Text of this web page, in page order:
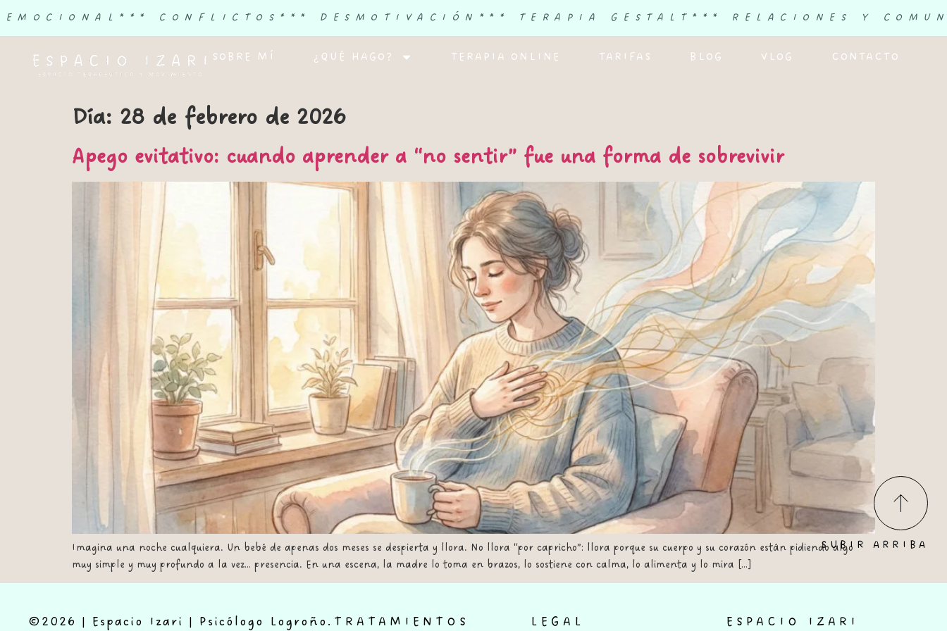
*** CONFLICTOS *** DESMOTIVACIÓN *** TERAPIA GESTALT *** RELACIONES Y
SOBRE MÍ ¿QUÉ HAGO? TERAPIA ONLINE TARIFAS BLOG VLOG CONTACTO
Día: 28 de febrero de 2026
Apego evitativo: cuando aprender a “no sentir” fue una forma de sobrevivir
Imagina una noche cualquiera. Un bebé de apenas dos meses se despierta y llora. No llora “por capricho”: llora porque su cuerpo y su corazón están pidiendo algo
muy simple y muy profundo a la vez… presencia. En una escena, la madre lo toma en brazos, lo sostiene con calma, lo alimenta y lo mira […]
©2026 | Espacio Izari | Psicólogo Logroño. TRATAMIENTOS LEGAL ESPACIO IZARI
SUBIR ARRIBA